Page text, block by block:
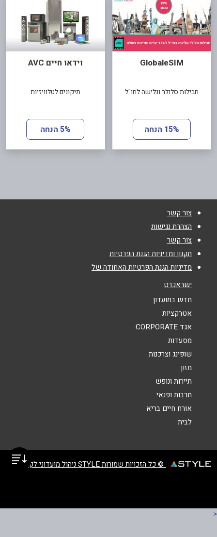
GlobaleSIM
חבילות סלולר וגלישה לחו"ל
15% הנחה
וידאו חיים AVC
תיקונים לטלוויזיות
5% הנחה
צור קשר
הצהרת נגישות
צור קשר
תקנון ומדיניות הגנת הפרטיות
מדיניות הגנת הפרטיות האחודה של
ישראכרט
חדש במועדון
אטרקציות
אגד CORPORATE
מסעדות
שופינג וצרכנות
מזון
תיירות ונופש
תרבות ופנאי
אורח חיים בריא
לבית
© כל הזכויות שמורות STYLE ניהול מועדוני לקוחות
<